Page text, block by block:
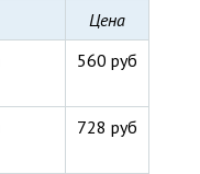
Цена
560 руб
728 руб